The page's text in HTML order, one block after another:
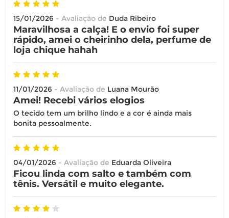
Você possui até 07 dias corridos, após o
recebimento do produto, para solicitar
a troca ou devolução caso seu produto
esteja sem uso.
É importante revisar aspolíticas de
devolução
15/01/2026 - Avaliação de Duda Ribeiro
Maravilhosa a calça! E o envio foi super
rápido, amei o cheirinho dela, perfume de
loja chique hahah
11/01/2026 - Avaliação de Luana Mourão
Amei! Recebi vários elogios
O tecido tem um brilho lindo e a cor é ainda mais
bonita pessoalmente.
04/01/2026 - Avaliação de Eduarda Oliveira
Ficou linda com salto e também com
tênis. Versátil e muito elegante.